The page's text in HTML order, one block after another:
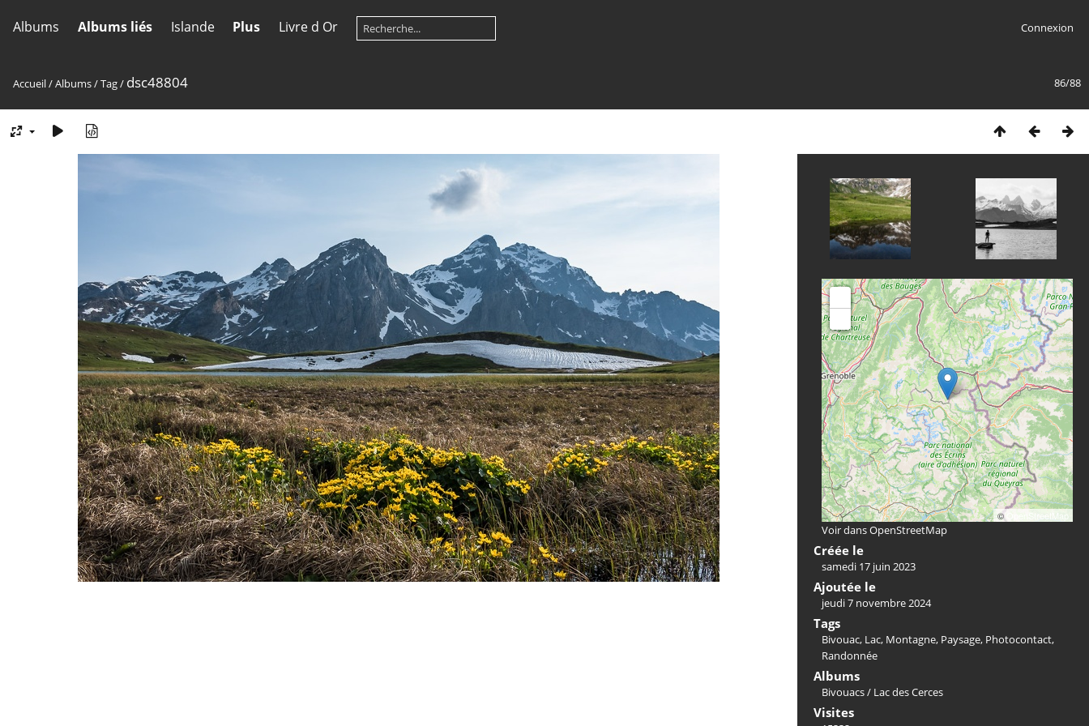
Albums Albums liés Islande Plus Livre d Or Connexion
86/88
Accueil/Albums/Tag/ dsc48804
© OpenStreetMap
Voir dans OpenStreetMap
Créée le
samedi 17 juin 2023
Ajoutée le
jeudi 7 novembre 2024
Tags
Bivouac, Lac, Montagne, Paysage, Photocontact,
Randonnée
Albums
Bivouacs/ Lac des Cerces
Visites